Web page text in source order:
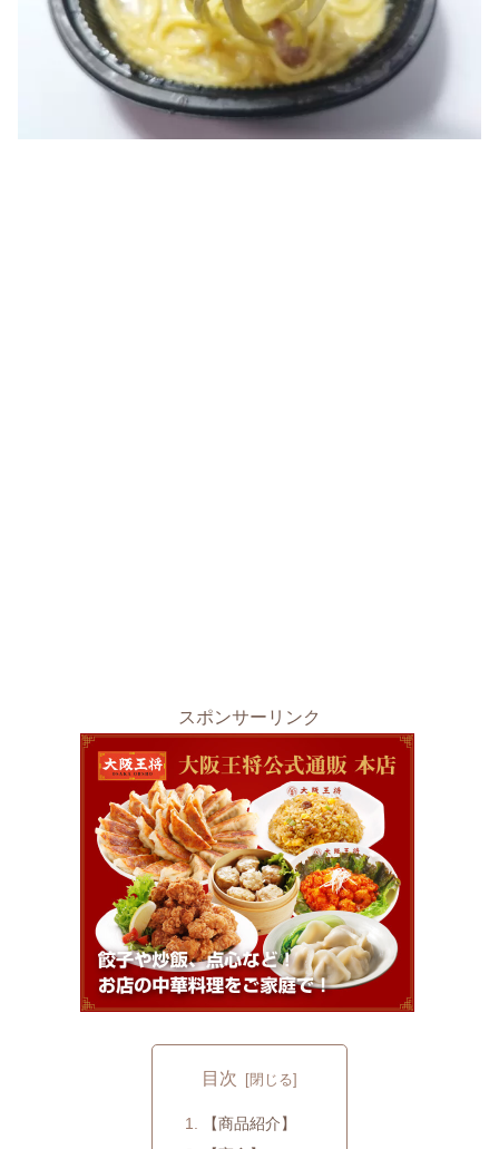
スポンサーリンク
目次
【商品紹介】